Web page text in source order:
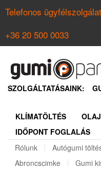
Telefonos
+36 20 500 0033
NYÁRI GUMI KERESŐ
REGISZTRÁCIÓ
SZOLGÁLTATÁSAINK:
KLÍMATÖLTÉS
IDŐPONT FOGLALÁS
Rólunk
Autógumi
Abroncscimke
Gumi